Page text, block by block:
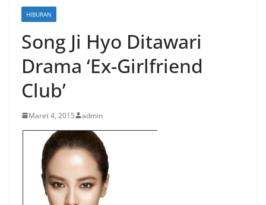
HIBURAN
Song Ji Hyo Ditawari
Drama ‘Ex-Girlfriend
Club’
Maret 4, 2015 admin